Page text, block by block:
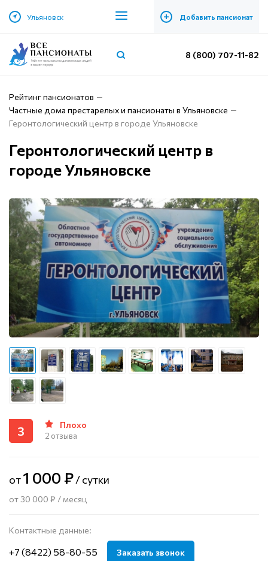
Ульяновск + Добавить пансионат
8 (800) 707-11-82
Рейтинг пансионатов
Частные дома престарелых и пансионаты в Ульяновске
Геронтологический центр в городе Ульяновске
Геронтологический центр в
городе Ульяновске
3 Плохо
2 отзыва
от1 000 ₽/ сутки
от 30 000 ₽ / месяц
Контактные данные:
+7 (8422) 58-80-55 Заказать звонок